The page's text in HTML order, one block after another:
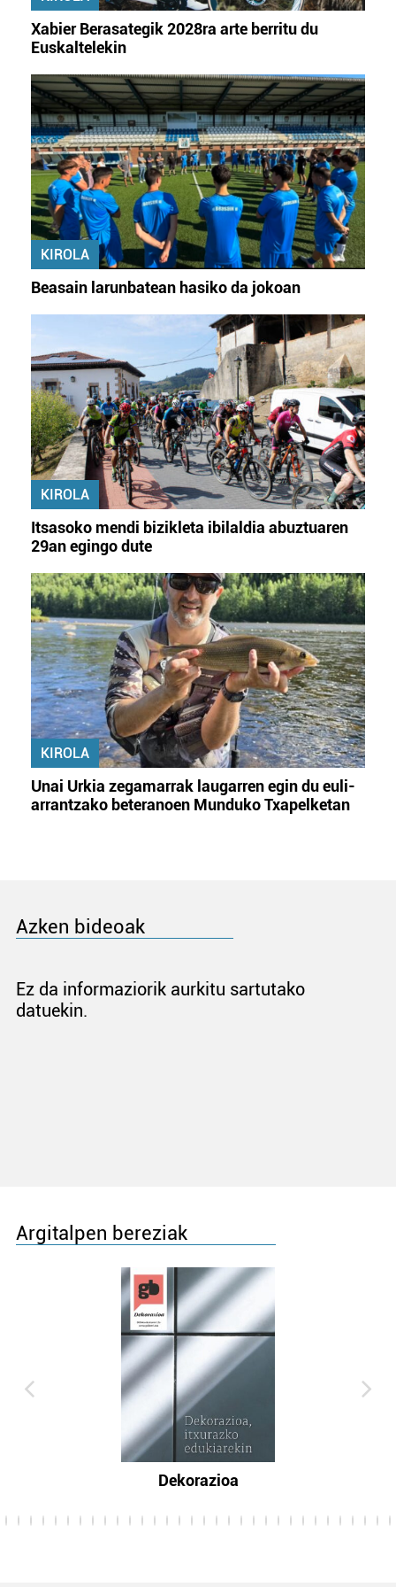
Xabier Berasategik 2028ra arte berritu du
Euskaltelekin
KIROLA
Beasain larunbatean hasiko da jokoan
KIROLA
Itsasoko mendi bizikleta ibilaldia abuztuaren
29an egingo dute
KIROLA
Unai Urkia zegamarrak laugarren egin du euli-
arrantzako beteranoen Munduko Txapelketan
Azken bideoak
Ez da informaziorik aurkitu sartutako
datuekin.
Argitalpen bereziak
Dekorazioa